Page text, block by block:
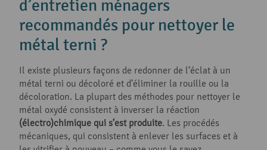
d’entretien ménagers
recommandés pour nettoyer le
métal terni ?
Il existe plusieurs façons de redonner de l’éclat à un
métal terni ou décoloré et d’éliminer la rouille ou la
décoloration. La plupart des méthodes pour nettoyer le
métal oxydé consistent à inverser la réaction
(électro)chimique qui s’est produite. Les procédés
mécaniques, qui consistent à enlever les surfaces et à